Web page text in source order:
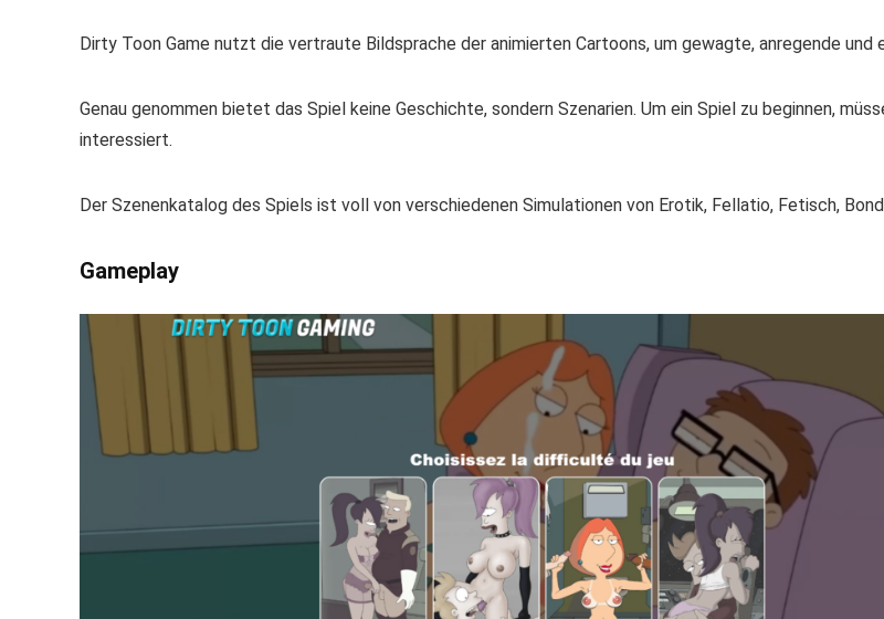
Dirty Toon Game nutzt die vertraute Bildsprache der animierten Cartoons, um gewagte, anregende und
Genau genommen bietet das Spiel keine Geschichte, sondern Szenarien. Um ein Spiel zu beginnen,
interessiert.
Der Szenenkatalog des Spiels ist voll von verschiedenen Simulationen von Erotik, Fellatio, Fetisch,
Gameplay